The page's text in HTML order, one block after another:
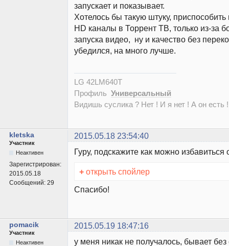
запускает и показывает.
Хотелось бы такую штуку, приспособить
HD каналы в Торрент ТВ, только из-за
запуска видео, ну и качество без
убедился, на много лучше.
LG 42LM640T
Профиль Универсальный
Видишь суслика ? Нет ! И я нет ! А он есть
kletska 2015.05.18 23:54:40
Участник
Неактивен
Зарегистрирован:
2015.05.18
Сообщений: 29
Гуру, подскажите как можно избавиться
+ открыть спойлер
Спасибо!
pomacik 2015.05.19 18:47:16
Участник
Неактивен
у меня никак не получалось, бывает